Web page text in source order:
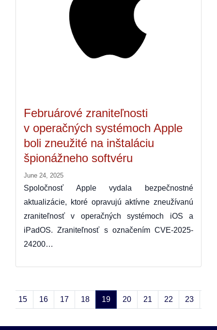
Februárové zraniteľnosti
v operačných systémoch Apple
boli zneužité na inštaláciu
špionážneho softvéru
June 24, 2025
Spoločnosť Apple vydala bezpečnostné
aktualizácie, ktoré opravujú aktívne zneužívanú
zraniteľnosť v operačných systémoch iOS a
iPadOS. Zraniteľnosť s označením CVE-2025-
24200…
15 16 17 18 19 20 21 22 23